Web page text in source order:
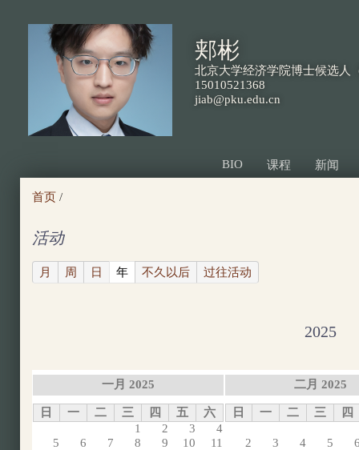
要
郏彬
北京大学经济学院博士候选人
15010521368
jiab@pku.edu.cn
BIO 课程 新闻
首页 /
活动
月 周 日 年(active tab)
不久以后 过往活动
2025
一月 2025
日 一 二 三 四 五
六
1
2 3
4
5
6 7 8 9 10
11
二月 2025
日 一 二 三 四
2 3 4 5